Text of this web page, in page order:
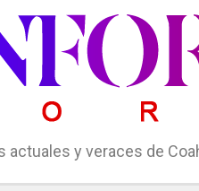
y veraces de